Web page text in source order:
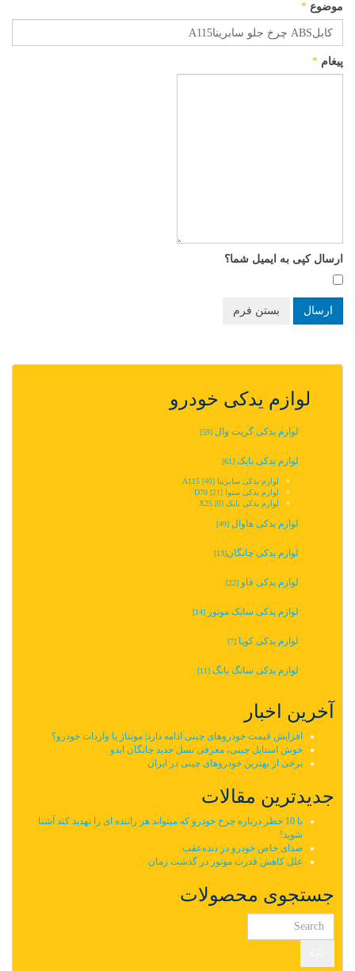
موضوع *
پیغام *
ارسال کپی به ایمیل شما؟
ارسال بستن فرم
لوازم یدکی خودرو
لوازم یدکی گریت وال [59]
لوازم یدکی بایک [61]
لوازم یدکی سابرینا A115 [40]
لوازم یدکی سنوا D70 [21]
لوازم یدکی بایک X25 [0]
لوازم یدکی هاوال [49]
لوازم یدکی چانگان‬‎[13]
لوازم یدکی فاو [22]
لوازم یدکی سایک موتور [14]
لوازم یدکی کوپا [7]
لوازم یدکی سانگ یانگ [11]
آخرین اخبار
افزایش قیمت خودروهای چینی ادامه دارد| مونتاژ یا واردات خودرو؟
خوش استایل چینی، معرفی نسل جدید چانگان ایدو
برخی از بهترین خودروهای چینی در ایران
جدیدترین مقالات
با 10 خطر درباره چرخ خودرو که میتواند هر راننده ای را تهدید کند آشنا
شوید!
صدای خاص خودرو در دنده‌عقب
علل کاهش قدرت موتور در گذشت زمان
جستجوی محصولات